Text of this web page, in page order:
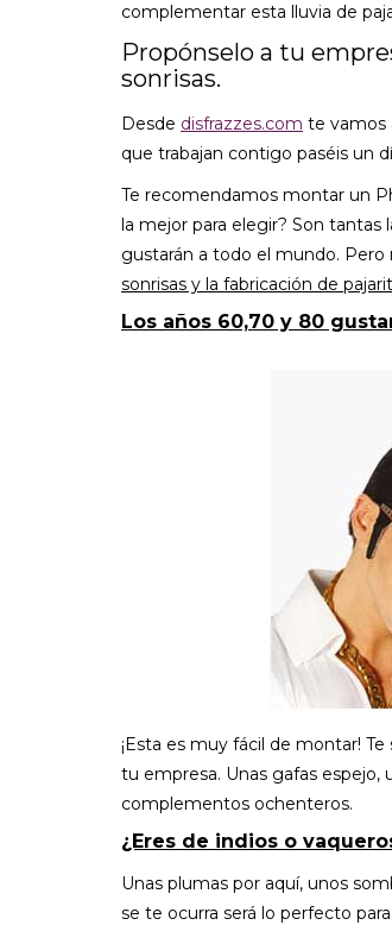
complementar esta lluvia de
Propónselo a tu
sonrisas.
Desde disfrazzes.com te vamos
que trabajan contigo paséis un
Te recomendamos montar un
la mejor para elegir? Son
gustarán a todo el mundo. Pero
sonrisas y la fabricación de
Los años 60,70 y 80
¡Esta es muy fácil de montar!
tu empresa. Unas gafas espejo,
complementos ochenteros.
¿Eres de indios o
Unas plumas por aquí, unos
se te ocurra será lo perfecto